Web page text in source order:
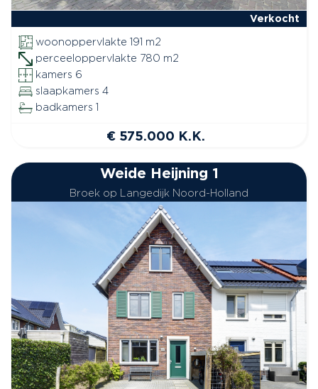
Verkocht
woonoppervlakte 191 m2
perceeloppervlakte 780 m2
kamers 6
slaapkamers 4
badkamers 1
€ 575.000 K.K.
Weide Heijning 1
Broek op Langedijk Noord-Holland